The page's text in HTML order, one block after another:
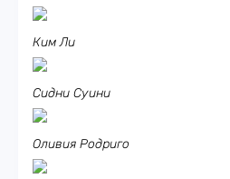
Ким Ли
Сидни Суини
Оливия Родриго